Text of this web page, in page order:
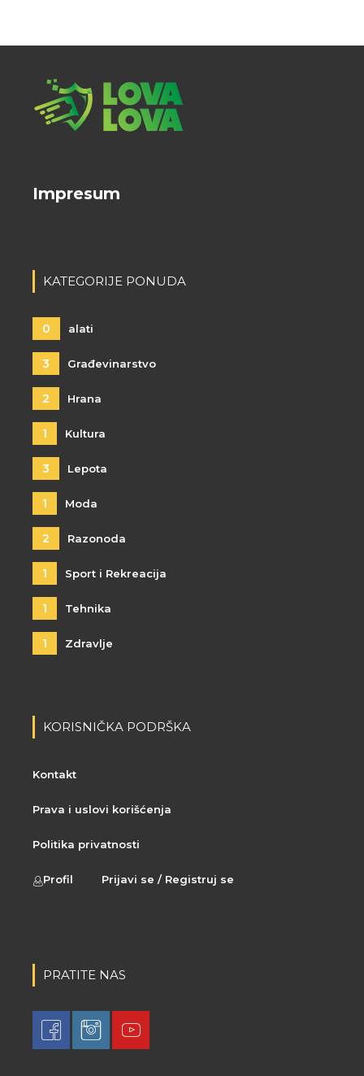
Impresum
KATEGORIJE PONUDA
0 alati
3 Građevinarstvo
2 Hrana
1 Kultura
3 Lepota
1 Moda
2 Razonoda
1 Sport i Rekreacija
1 Tehnika
1 Zdravlje
KORISNIČKA PODRŠKA
Kontakt
Prava i uslovi korišćenja
Politika privatnosti
Profil Prijavi se / Registruj se
PRATITE NAS